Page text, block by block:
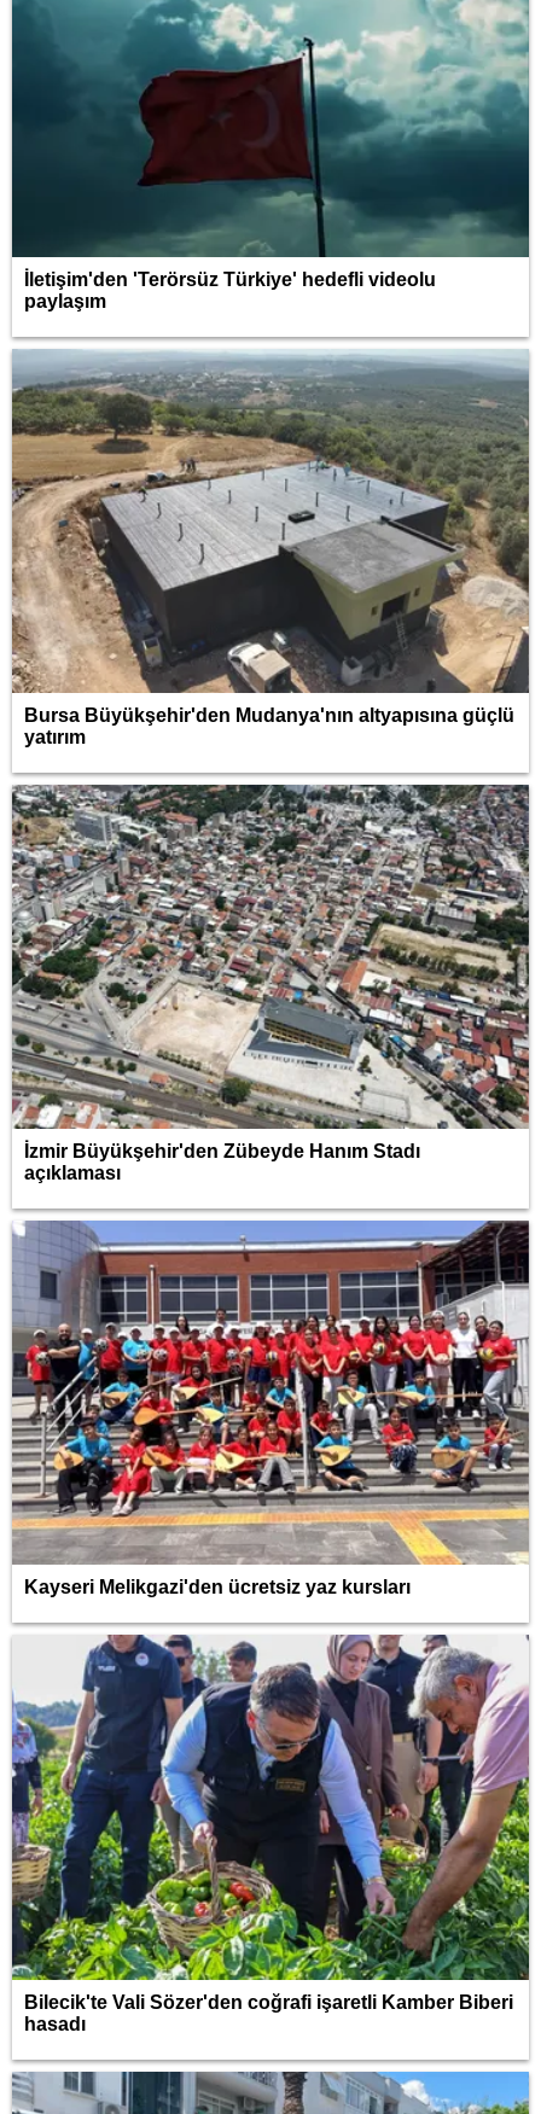
İletişim'den 'Terörsüz Türkiye' hedefli videolu
paylaşım
Bursa Büyükşehir'den Mudanya'nın altyapısına güçlü
yatırım
İzmir Büyükşehir'den Zübeyde Hanım Stadı
açıklaması
Kayseri Melikgazi'den ücretsiz yaz kursları
Bilecik'te Vali Sözer'den coğrafi işaretli Kamber Biberi
hasadı